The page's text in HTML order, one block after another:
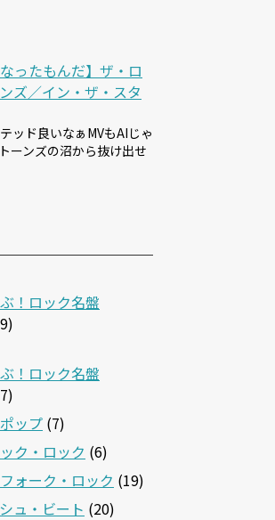
ったもんだ】ザ・ロ
ズ／イン・ザ・スタ
ッド良いなぁMVもAIじゃ
ーンズの沼から抜け出せ
！ロック名盤
！ロック名盤
ップ (7)
ク・ロック (6)
ォーク・ロック (19)
ュ・ビート (20)